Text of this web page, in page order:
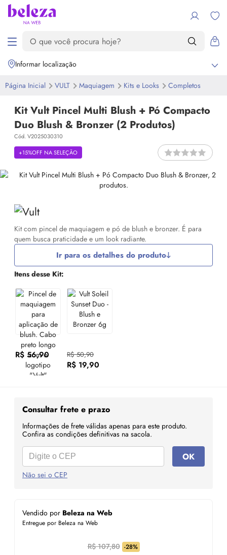
Informar localização
Página Inicial VULT Maquiagem Kits e Looks Completos
Kit Vult Pincel Multi Blush + Pó Compacto
Duo Blush & Bronzer (2 Produtos)
Cód. V2025030310
+15%OFF NA SELEÇÃO
Kit com pincel de maquiagem e pó de blush e bronzer. É para
quem busca praticidade e um look radiante.
Ir para os detalhes do produto
Itens desse Kit:
R$ 56,90 R$ 50,90
R$ 19,90
Consultar frete e prazo
Informações de frete válidas apenas para este produto.
Confira as condições definitivas na sacola.
OK
Não sei o CEP
Vendido por Beleza na Web
Entregue por Beleza na Web
R$ 107,80 -28%